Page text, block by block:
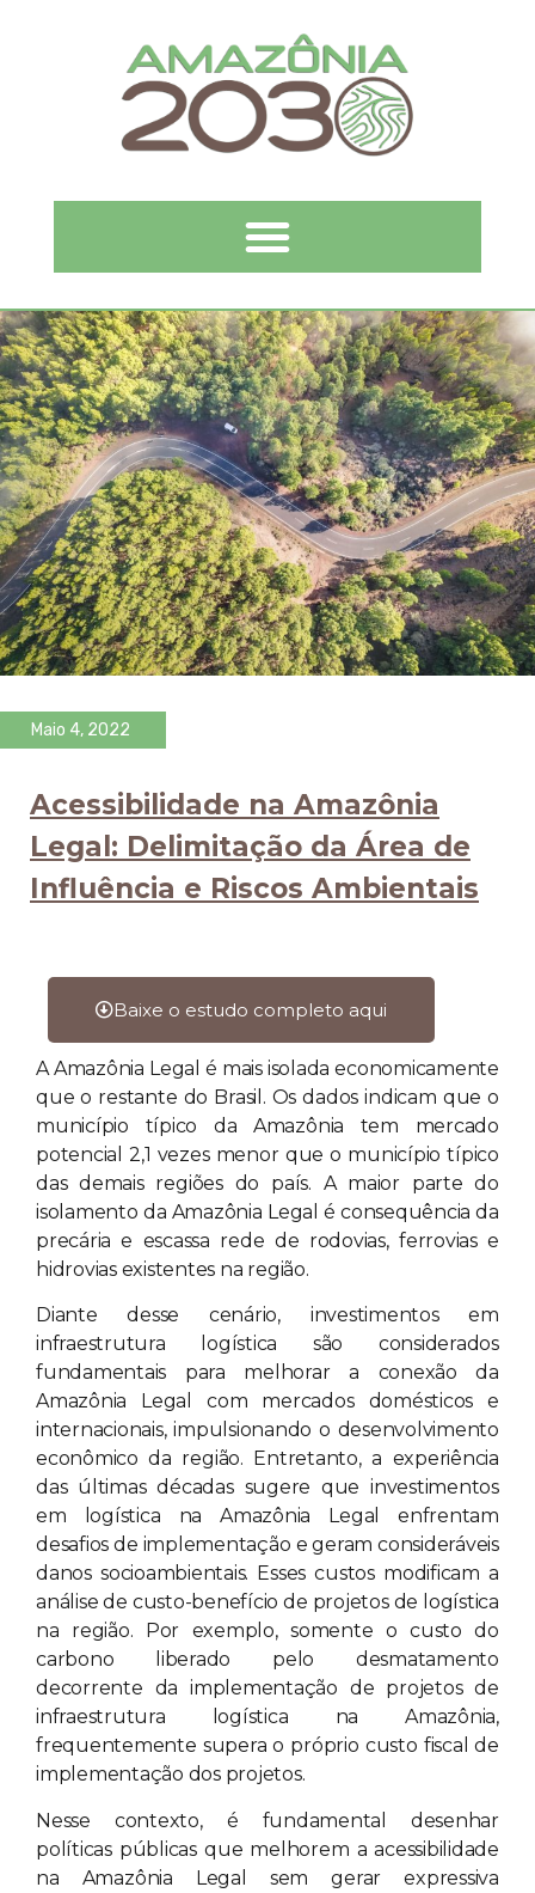
Maio 4, 2022
Acessibilidade na Amazônia
Legal: Delimitação da Área de
Influência e Riscos Ambientais
Baixe o estudo completo aqui
A Amazônia Legal é mais isolada economicamente
que o restante do Brasil. Os dados indicam que o
município típico da Amazônia tem mercado
potencial 2,1 vezes menor que o município típico
das demais regiões do país. A maior parte do
isolamento da Amazônia Legal é consequência da
precária e escassa rede de rodovias, ferrovias e
hidrovias existentes na região.
Diante desse cenário, investimentos em
infraestrutura logística são considerados
fundamentais para melhorar a conexão da
Amazônia Legal com mercados domésticos e
internacionais, impulsionando o desenvolvimento
econômico da região. Entretanto, a experiência
das últimas décadas sugere que investimentos
em logística na Amazônia Legal enfrentam
desafios de implementação e geram consideráveis
danos socioambientais. Esses custos modificam a
análise de custo-benefício de projetos de logística
na região. Por exemplo, somente o custo do
carbono liberado pelo desmatamento
decorrente da implementação de projetos de
infraestrutura logística na Amazônia,
frequentemente supera o próprio custo fiscal de
implementação dos projetos.
Nesse contexto, é fundamental desenhar
políticas públicas que melhorem a acessibilidade
na Amazônia Legal sem gerar expressiva